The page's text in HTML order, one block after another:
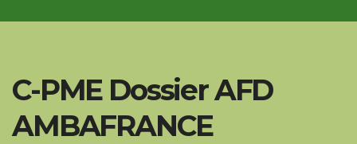
C-PME Dossier AFD
AMBAFRANCE